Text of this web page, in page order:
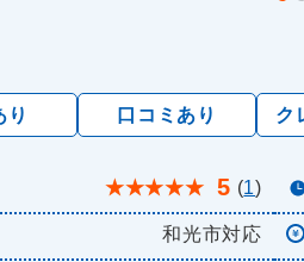
り 口コミあり ク
★★★★★ 5 (1)
和光市対応